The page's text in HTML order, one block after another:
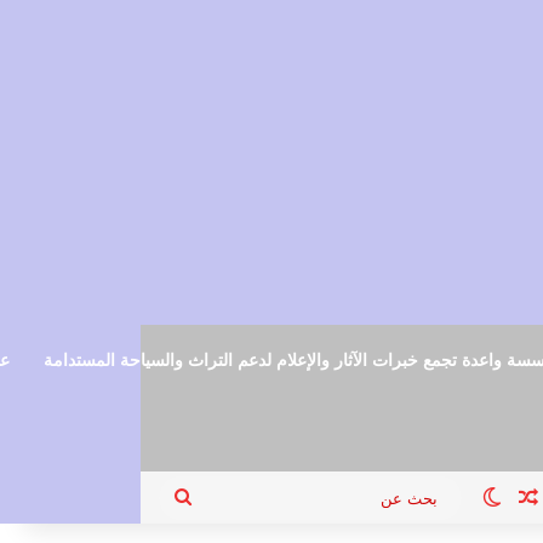
واعدة تجمع خبرات الآثار والإعلام لدعم التراث والسياحة المستدامة
الدخول
مقال عشوائي
الوضع المظلم
بحث